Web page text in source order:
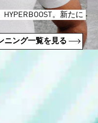
。新たに
ニング一覧を見る